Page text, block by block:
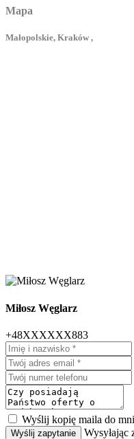
Mapa
Małopolskie, Kraków ,
Miłosz Węglarz
+48XXXXXX883
Wyślij kopię maila do
Wyślij zapytanie Wysyłając